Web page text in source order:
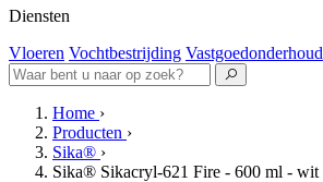
Diensten
Vloeren Vochtbestrijding Vastgoedonderhoud
Home ›
Producten ›
Sika® ›
Sika® Sikacryl-621 Fire - 600 ml - wit